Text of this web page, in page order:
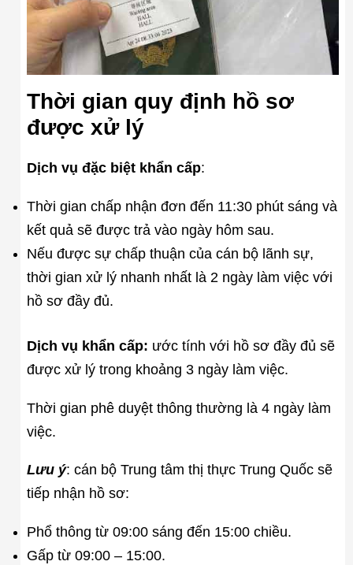
Thời gian quy định hồ sơ
được xử lý
Dịch vụ đặc biệt khẩn cấp:
Thời gian chấp nhận đơn đến 11:30 phút sáng và
kết quả sẽ được trả vào ngày hôm sau.
Nếu được sự chấp thuận của cán bộ lãnh sự,
thời gian xử lý nhanh nhất là 2 ngày làm việc với
hồ sơ đầy đủ.
Dịch vụ khẩn cấp: ước tính với hồ sơ đầy đủ sẽ
được xử lý trong khoảng 3 ngày làm việc.
Thời gian phê duyệt thông thường là 4 ngày làm
việc.
Lưu ý: cán bộ Trung tâm thị thực Trung Quốc sẽ
tiếp nhận hồ sơ:
Phổ thông từ 09:00 sáng đến 15:00 chiều.
Gấp từ 09:00 – 15:00.